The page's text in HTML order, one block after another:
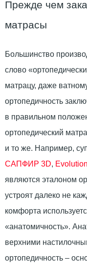
Прежде чем
матрасы
Большинство
слово
матрацу, даже
ортопедичность
в правильном
ортопедический
и то же. Например,
САПФИР 3D,
являются эталоном
устроят далеко не
комфорта
«анатомичность».
верхними
ортопедичность –